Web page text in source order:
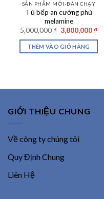
SẢN PHẨM MỚI-BÁN CHẠY
Tủ bếp an cường phủ
melamine
5,000,000₫ Giá
gốc
là:
5,000,000 ₫.
3,800,000 ₫Giá
THÊM VÀO GIỎ HÀNG
GIỚI THIỆU CHUNG
Về công ty chúng tôi
Quy Định Chung
Liên Hệ